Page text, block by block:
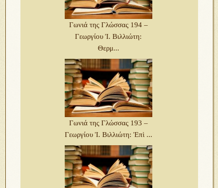
Γωνιά της Γλώσσας 194 –
Γεωργίου Ἰ. Βιλλιώτη:
Θερμ...
Γωνιά της Γλώσσας 193 –
Γεωργίου Ἰ. Βιλλιώτη: Ἐπὶ ...